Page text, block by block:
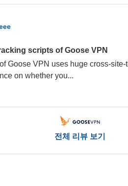
scripts of Goose VPN
Goose VPN uses huge cross-
on whether you...
전체 리뷰 보기